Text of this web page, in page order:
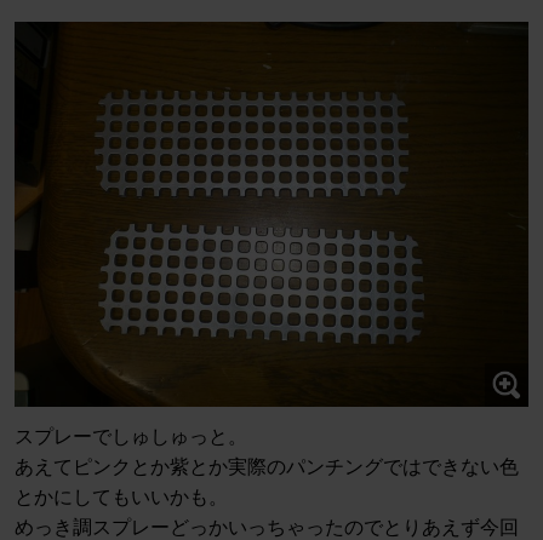
スプレーでしゅしゅっと。
あえてピンクとか紫とか実際のパンチングではできない色
とかにしてもいいかも。
めっき調スプレーどっかいっちゃったのでとりあえず今回